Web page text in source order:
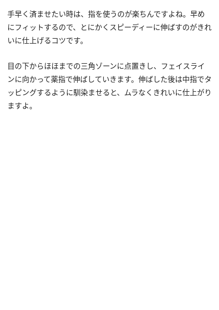
手早く済ませたい時は、指を使うのが楽ちんですよね。早め
にフィットするので、とにかくスピーディーに伸ばすのがきれ
いに仕上げるコツです。
目の下からほほまでの三角ゾーンに点置きし、フェイスライ
ンに向かって薬指で伸ばしていきます。伸ばした後は中指でタ
ッピングするように馴染ませると、ムラなくきれいに仕上がり
ますよ。